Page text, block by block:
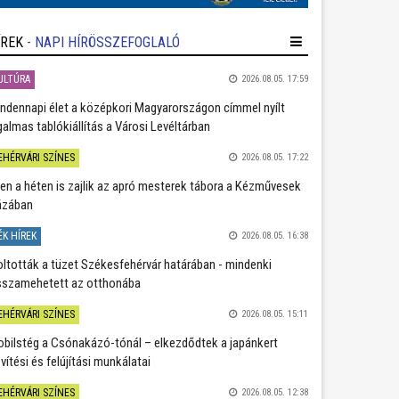
- NAPI HÍRÖSSZEFOGLALÓ
2026.08.05. 17:59
élet a középkori Magyarországon címmel nyílt
tablókiállítás a Városi Levéltárban
SZÍNES 2026.08.05. 17:22
a héten is zajlik az apró mesterek tábora a Kézművesek
HÍREK 2026.08.05. 16:38
a tüzet Székesfehérvár határában - mindenki
az otthonába
SZÍNES 2026.08.05. 15:11
a Csónakázó-tónál – elkezdődtek a japánkert
és felújítási munkálatai
SZÍNES 2026.08.05. 12:38